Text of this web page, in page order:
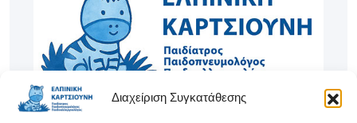
Διαχείριση Συγκατάθεσης
Φροντίδα & εμπιστοσύνη για κάθε παιδί, με